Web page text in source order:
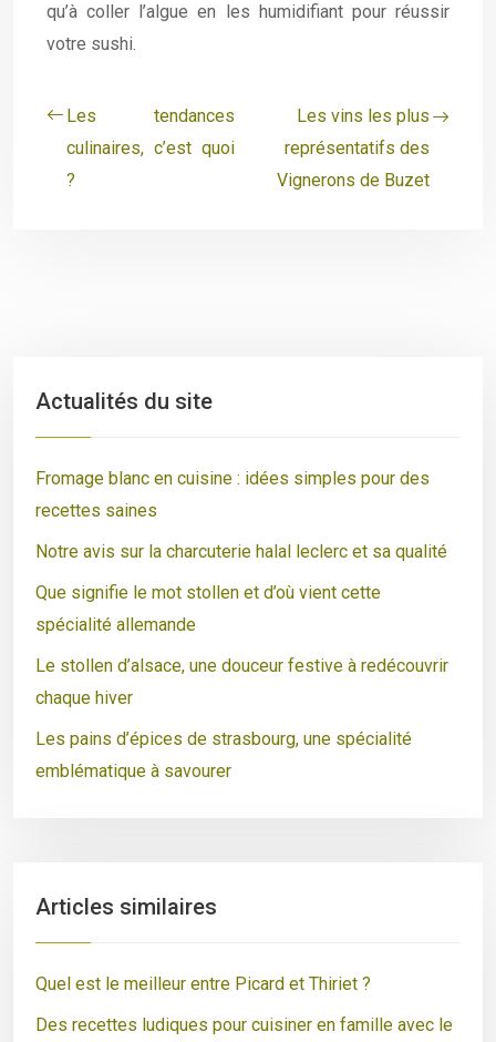
qu’à coller l’algue en les humidifiant pour réussir
votre sushi.
Les tendances
culinaires, c’est quoi
?
Les vins les plus
représentatifs des
Vignerons de Buzet
Actualités du site
Fromage blanc en cuisine : idées simples pour des
recettes saines
Notre avis sur la charcuterie halal leclerc et sa qualité
Que signifie le mot stollen et d’où vient cette
spécialité allemande
Le stollen d’alsace, une douceur festive à redécouvrir
chaque hiver
Les pains d’épices de strasbourg, une spécialité
emblématique à savourer
Articles similaires
Quel est le meilleur entre Picard et Thiriet ?
Des recettes ludiques pour cuisiner en famille avec le